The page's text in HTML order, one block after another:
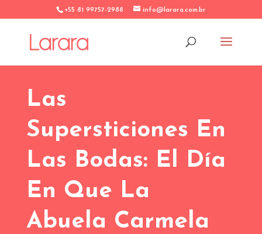
+55 81 99757-2988 info@larara.com.br
Las
Supersticiones En
Las Bodas: El Día
En Que La
Abuela Carmela